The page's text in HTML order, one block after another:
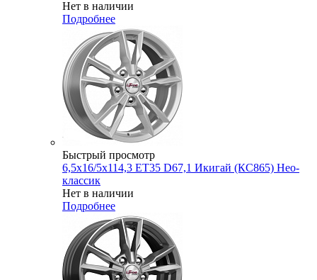
Нет в наличии
Подробнее
Быстрый просмотр
6,5x16/5x114,3 ET35 D67,1 Икигай (КС865) Нео-
классик
Нет в наличии
Подробнее